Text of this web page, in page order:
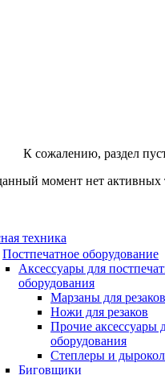
К сожалению, раздел
момент нет активных
техника
Постпечатное оборудование
Аксессуары для
оборудования
Марзаны для резаков
Ножи для резаков
Прочие аксессуары
оборудования
Степлеры и
Биговщики